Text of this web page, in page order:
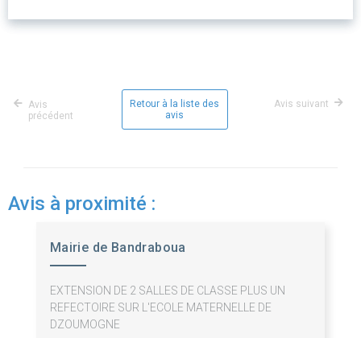
Avis
précédent
Retour à la liste des
avis
Avis suivant
Avis à proximité :
Mairie de Bandraboua
EXTENSION DE 2 SALLES DE CLASSE PLUS UN
REFECTOIRE SUR L'ECOLE MATERNELLE DE
DZOUMOGNE